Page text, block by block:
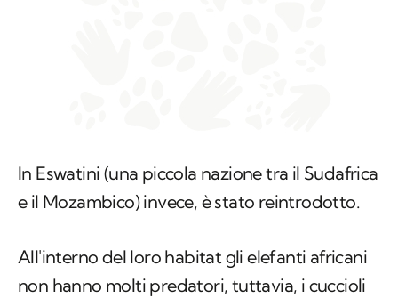
In Eswatini (una piccola nazione tra il Sudafrica
e il Mozambico) invece, è stato reintrodotto.
All'interno del loro habitat gli elefanti africani
non hanno molti predatori, tuttavia, i cuccioli